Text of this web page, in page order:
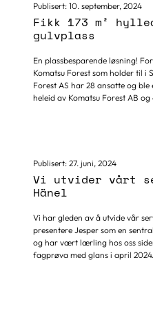
Publisert: 10. september, 2024
Fikk 173 m²
gulvplass
En plassbesparende løsning!
Komatsu Forest som holder til i
Forest AS har 28 ansatte og
heleid av Komatsu Forest AB
Publisert: 27. juni, 2024
Vi utvider vårt
Hänel
Vi har gleden av å utvide vår
presentere Jesper som en
og har vært lærling hos oss
fagprøva med glans i april